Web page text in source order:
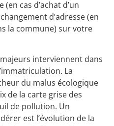
cas d’achat d’un
d’adresse (en
la commune) sur votre
interviennent dans
La
du malus écologique
de la carte grise des
de pollution. Un
est l’évolution de la